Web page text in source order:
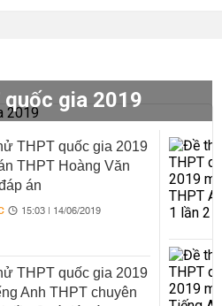
gia 2019
THPT quốc gia 2019
THPT Hoàng Văn
án
15:03 | 14/06/2019
THPT quốc gia 2019
Anh THPT chuyên